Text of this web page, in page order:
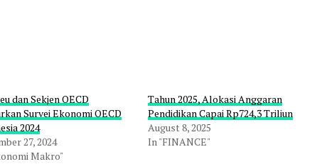
dan Sekjen OECD
Survei Ekonomi OECD
2024
27, 2024
Makro"
Tahun 2025, Alokasi Anggaran
Pendidikan Capai Rp724,3 Triliun
August 8, 2025
In "FINANCE"